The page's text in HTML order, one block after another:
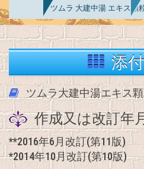
ツムラ 大建中湯 エキス顆
添
ツムラ大建中湯エキス
作成又は改訂年
**2016年6月改訂(第11版)
*2014年10月改訂(第10版)